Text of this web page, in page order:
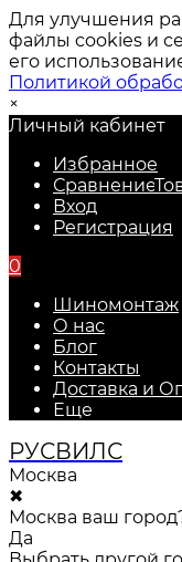
Для улучшения
файлы cookies и
его
Политикой
×
Личный кабинет
Избранное
Сравнение
Вход
Регистрация
0
Шиномонтаж
О нас
Блог
Контакты
Доставка и
Еще
РУСВИЛС
Москва
✖
Москва ваш
Да